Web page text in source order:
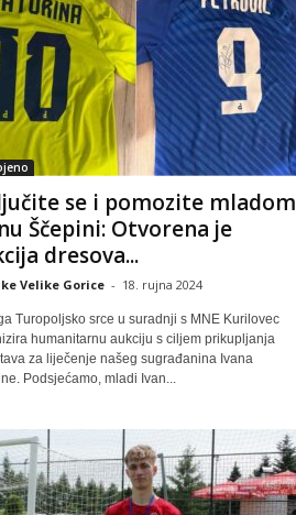
se i pomozite mladom
Ščepini: Otvorena je
dresova...
Velike Gorice - 18. rujna 2024
Turopoljsko srce u suradnji s MNE Kurilovec
humanitarnu aukciju s ciljem prikupljanja
za liječenje našeg sugrađanina Ivana
Podsjećamo, mladi Ivan...